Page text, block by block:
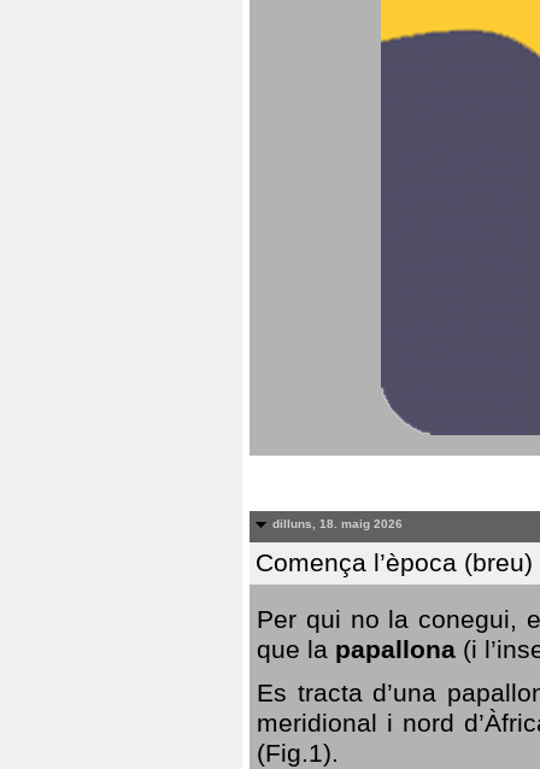
dilluns, 18. maig 2026
Comença l’època
Per qui no la conegui,
que la papallona (i
Es tracta d’una
meridional i nord
(Fig.1).